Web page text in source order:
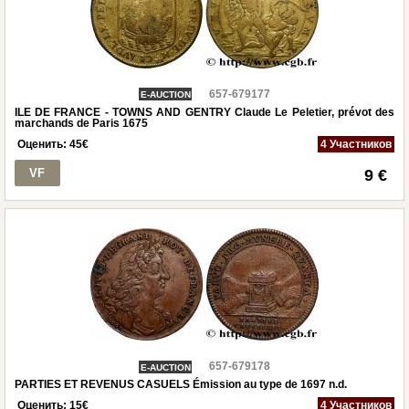
E-AUCTION
657-679177
ILE DE FRANCE - TOWNS AND GENTRY Claude Le Peletier, prévot des
marchands de Paris 1675
Оценить: 45€ 4 Участников
VF 9 €
E-AUCTION
657-679178
PARTIES ET REVENUS CASUELS Émission au type de 1697 n.d.
Оценить: 15€ 4 Участников